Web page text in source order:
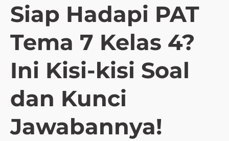
Siap Hadapi PAT
Tema 7 Kelas 4?
Ini Kisi-kisi Soal
dan Kunci
Jawabannya!